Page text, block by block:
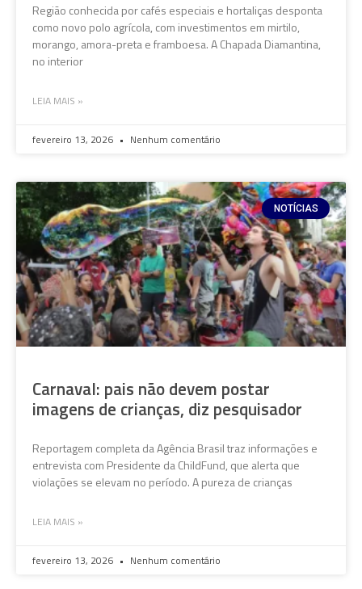
Região conhecida por cafés especiais e hortaliças desponta
como novo polo agrícola, com investimentos em mirtilo,
morango, amora-preta e framboesa. A Chapada Diamantina,
no interior
LEIA MAIS »
fevereiro 13, 2026 Nenhum comentário
NOTÍCIAS
Carnaval: pais não devem postar
imagens de crianças, diz pesquisador
Reportagem completa da Agência Brasil traz informações e
entrevista com Presidente da ChildFund, que alerta que
violações se elevam no período. A pureza de crianças
LEIA MAIS »
fevereiro 13, 2026 Nenhum comentário